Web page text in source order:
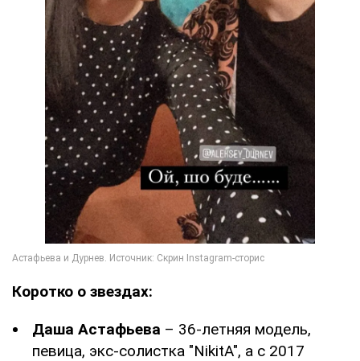
Коротко о звездах:
Даша Астафьева – 36-летняя модель,
певица, экс-солистка "NikitA", а с 2017